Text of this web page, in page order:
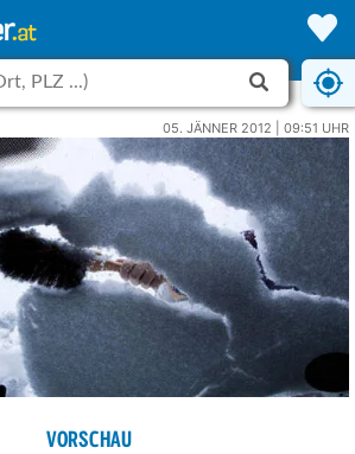
05. JÄNNER 2012 | 09:51 UHR
VORSCHAU